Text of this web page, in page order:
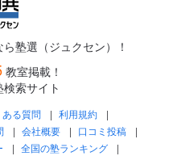
塾選（ジュクセン）！
教室掲載！
索サイト
ある質問
利用規約
会社概要
口コミ投稿
全国の塾ランキング